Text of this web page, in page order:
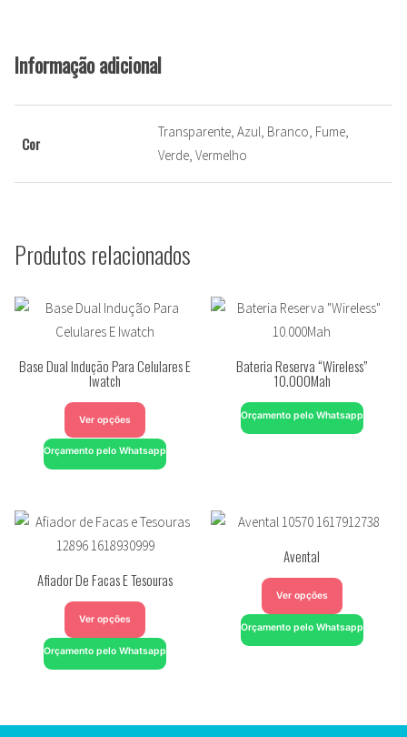
Informação adicional
Cor
Transparente, Azul, Branco, Fume,
Verde, Vermelho
Produtos relacionados
Base Dual Indução Para Celulares E
Iwatch
Ver opções
Orçamento pelo Whatsapp
Bateria Reserva “Wireless”
10.000Mah
Orçamento pelo Whatsapp
Afiador De Facas E Tesouras
Ver opções
Orçamento pelo Whatsapp
Avental
Ver opções
Orçamento pelo Whatsapp